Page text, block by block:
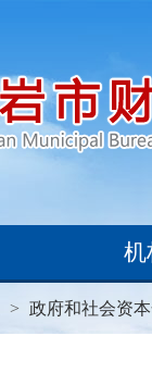
机
> 政府和社会资本